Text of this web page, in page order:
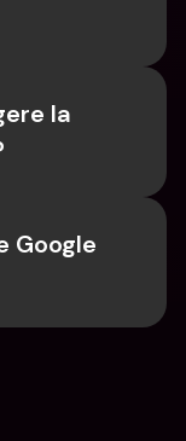
la
Google